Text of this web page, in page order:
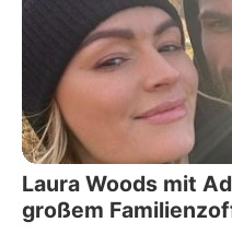
Laura Woods mit
großem